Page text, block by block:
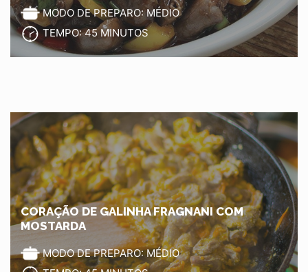
MODO DE PREPARO: MÉDIO
TEMPO: 45 MINUTOS
CORAÇÃO DE GALINHA FRAGNANI COM
MOSTARDA
MODO DE PREPARO: MÉDIO